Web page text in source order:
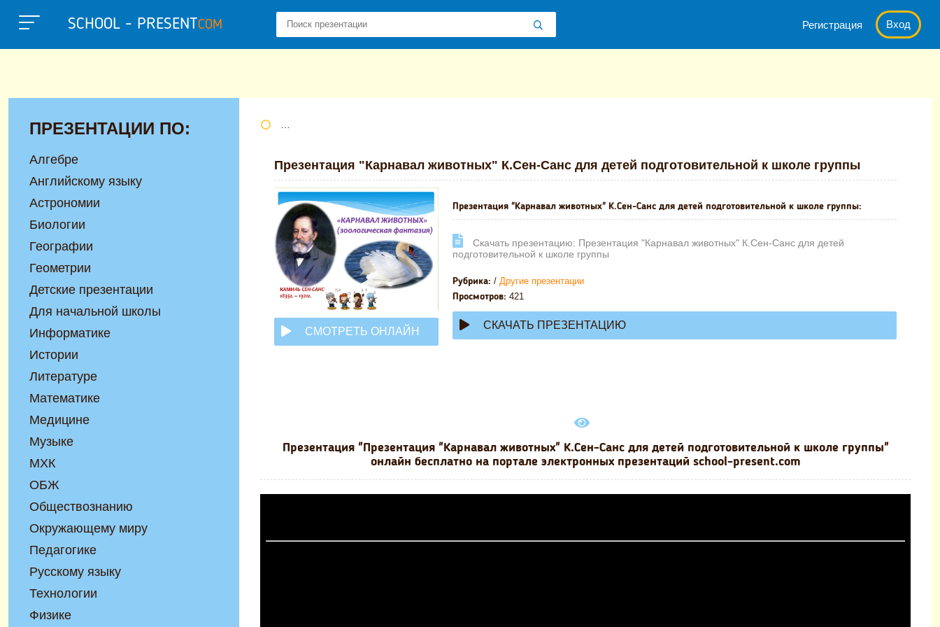
SCHOOL - PRESENTCOM Регистрация Вход
Презентация "Карнавал животных" К.Сен-Санс для детей подготовительной к школе группы
СМОТРЕТЬ ОНЛАЙН
Презентация "Карнавал животных" К.Сен-Санс для детей подготовительной к школе группы:
Cкачать презентацию: Презентация "Карнавал животных" К.Сен-Санс для детей
подготовительной к школе группы
Рубрика: / Другие презентации
Просмотров: 421
СКАЧАТЬ ПРЕЗЕНТАЦИЮ
Презентация "Презентация "Карнавал животных" К.Сен-Санс для детей подготовительной к школе группы"
онлайн бесплатно на портале электронных презентаций school-present.com
ПРЕЗЕНТАЦИИ ПО:
Алгебре
Английскому языку
Астрономии
Биологии
Географии
Геометрии
Детские презентации
Для начальной школы
Информатике
Истории
Литературе
Математике
Медицине
Музыке
МХК
ОБЖ
Обществознанию
Окружающему миру
Педагогике
Русскому языку
Технологии
Физике